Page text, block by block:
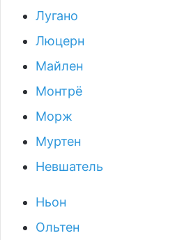
Лугано
Люцерн
Майлен
Монтрё
Морж
Муртен
Невшатель
Ньон
Ольтен